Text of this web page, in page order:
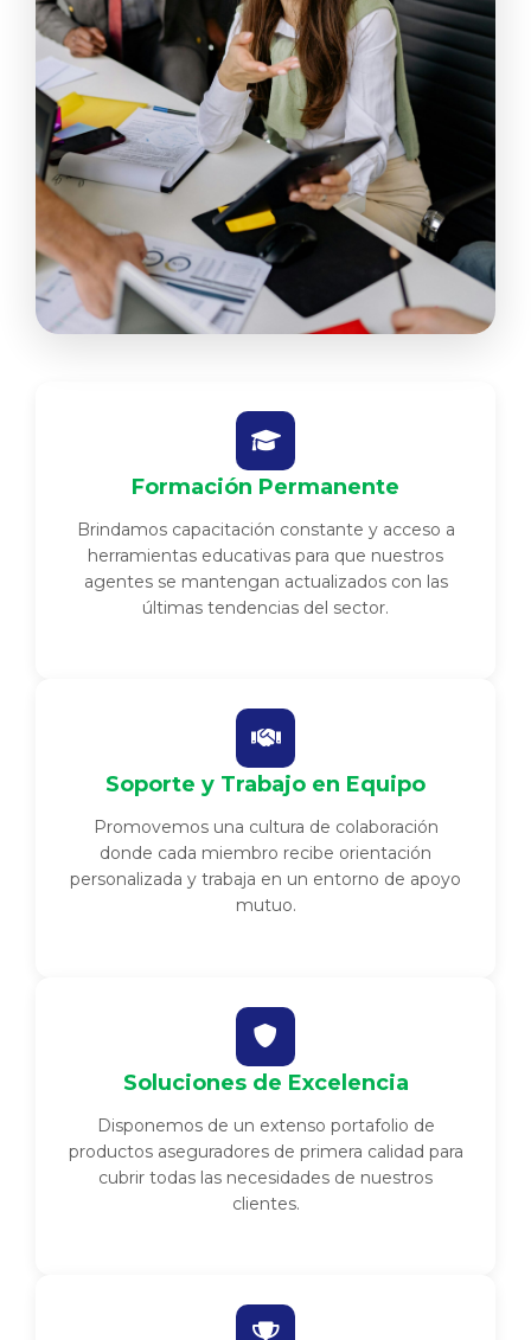
Formación Permanente
Brindamos capacitación constante y acceso a
herramientas educativas para que nuestros
agentes se mantengan actualizados con las
últimas tendencias del sector.
Soporte y Trabajo en Equipo
Promovemos una cultura de colaboración
donde cada miembro recibe orientación
personalizada y trabaja en un entorno de apoyo
mutuo.
Soluciones de Excelencia
Disponemos de un extenso portafolio de
productos aseguradores de primera calidad para
cubrir todas las necesidades de nuestros
clientes.